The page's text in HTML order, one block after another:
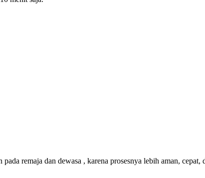
pada remaja dan dewasa , karena prosesnya lebih aman,